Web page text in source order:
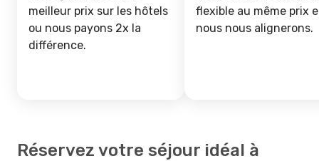
meilleur prix sur les hôtels
ou nous payons 2x la
différence.
flexible au même prix
nous nous alignerons.
Réservez votre séjour idéal à